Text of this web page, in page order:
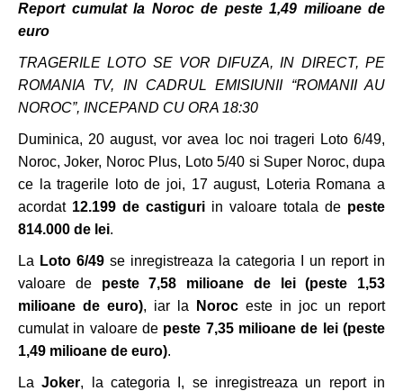
Report cumulat la Noroc de peste 1,49 milioane de
euro
TRAGERILE LOTO SE VOR DIFUZA, IN DIRECT, PE
ROMANIA TV, IN CADRUL EMISIUNII “ROMANII AU
NOROC”, INCEPAND CU ORA 18:30
Duminica, 20 august, vor avea loc noi trageri Loto 6/49,
Noroc, Joker, Noroc Plus, Loto 5/40 si Super Noroc, dupa
ce la tragerile loto de joi, 17 august, Loteria Romana a
acordat12.199 de castiguri in valoare totala de peste
814.000 de lei.
La Loto 6/49 se inregistreaza la categoria I un report in
valoare de peste 7,58 milioane de lei
(peste 1,53
milioane de euro), iar la Noroc este in joc un report
cumulat in valoare de peste 7,35 milioane de lei (peste
1,49 milioane de euro).
LaJoker, la categoria I, se inregistreaza un report in